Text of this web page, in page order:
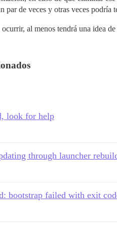
$home/plugins
git clone https://
git clone https://
git clone https://
git clone https://
"Comienzo de comandos
establecer la dirección
r
par de veces y otras veces
al menos tendrá una idea
look for help
through launcher
bootstrap failed with exit